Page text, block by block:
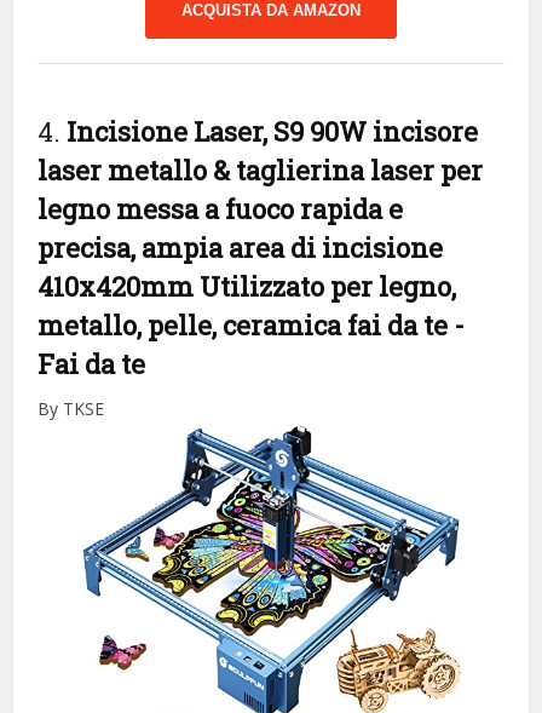
ACQUISTA DA AMAZON
4. Incisione Laser, S9 90W incisore
laser metallo & taglierina laser per
legno messa a fuoco rapida e
precisa, ampia area di incisione
410x420mm Utilizzato per legno,
metallo, pelle, ceramica fai da te -
Fai da te
By TKSE